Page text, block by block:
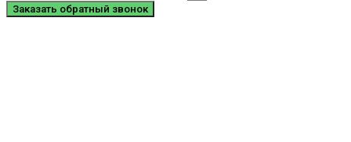
Заказать обратный звонок